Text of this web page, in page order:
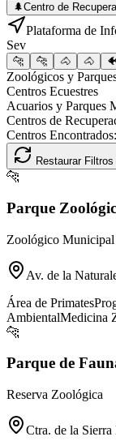
🌲Centro de
Plataforma de
Sev
🐆 🐆 🐴 🐴 🐠
Zoológicos y
Centros Ecuestres
Acuarios y Parques
Centros de
Centros Encontrados:
Restaurar Filtros
🐆
Parque
Zoológico Municipal
Av. de la
Área de Primates
AmbientalMedicina
🐆
Parque de
Reserva Zoológica
Ctra. de la